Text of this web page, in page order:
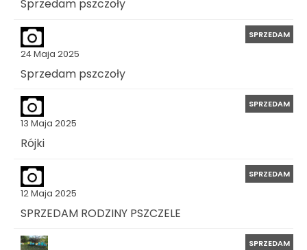
Sprzedam pszczoły
24 Maja 2025
SPRZEDAM
Sprzedam pszczoły
13 Maja 2025
SPRZEDAM
Rójki
12 Maja 2025
SPRZEDAM
SPRZEDAM RODZINY PSZCZELE
SPRZEDAM